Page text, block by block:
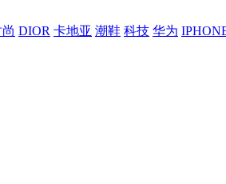
DIOR 卡地亚 潮鞋 科技 华为